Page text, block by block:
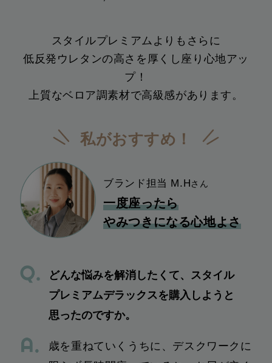
スタイルプレミアムよりもさらに
低反発ウレタンの高さを厚くし座り心地アッ
プ！
上質なベロア調素材で高級感があります。
私がおすすめ！
ブランド担当 M.Hさん
一度座ったら
やみつきになる心地よさ
どんな悩みを解消したくて、スタイル
プレミアムデラックスを購入しようと
思ったのですか。
歳を重ねていくうちに、デスクワークに